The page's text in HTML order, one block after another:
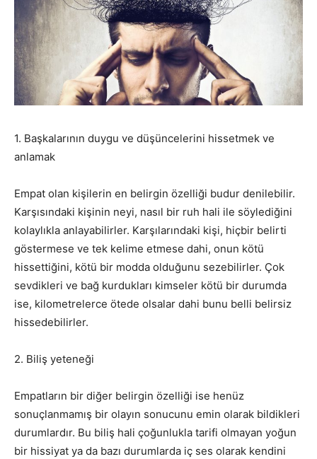
1. Başkalarının duygu ve düşüncelerini hissetmek ve
anlamak
Empat olan kişilerin en belirgin özelliği budur denilebilir.
Karşısındaki kişinin neyi, nasıl bir ruh hali ile söylediğini
kolaylıkla anlayabilirler. Karşılarındaki kişi, hiçbir belirti
göstermese ve tek kelime etmese dahi, onun kötü
hissettiğini, kötü bir modda olduğunu sezebilirler. Çok
sevdikleri ve bağ kurdukları kimseler kötü bir durumda
ise, kilometrelerce ötede olsalar dahi bunu belli belirsiz
hissedebilirler.
2. Biliş yeteneği
Empatların bir diğer belirgin özelliği ise henüz
sonuçlanmamış bir olayın sonucunu emin olarak bildikleri
durumlardır. Bu biliş hali çoğunlukla tarifi olmayan yoğun
bir hissiyat ya da bazı durumlarda iç ses olarak kendini